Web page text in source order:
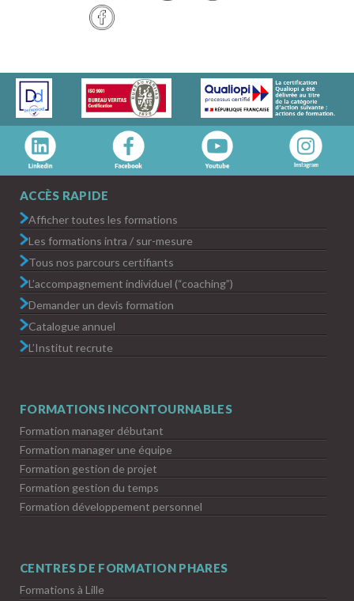
ACCÈS RAPIDE
Afficher toutes les formations
Les formations intra / sur-mesure
Tous nos parcours certifiants
L’accompagnement individuel (“coaching”)
Demander un devis formation
Catalogue annuel
L’Institut recrute
FORMATIONS INCONTOURNABLES
Formation manager débutant
Formation manager une équipe
Formation gestion de projet
Formation gestion du temps
Formation développement personnel
CENTRES DE FORMATION PHARES
Formations à Lille